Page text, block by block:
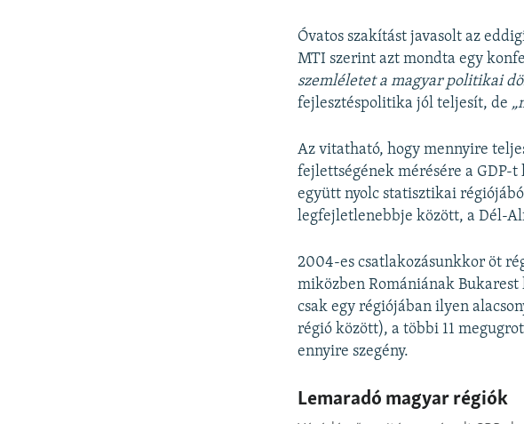
Óvatos szakítást javasolt az
MTI szerint azt mondta egy
szemléletet a magyar politikai
fejlesztéspolitika jól teljesít, de
Az vitatható, hogy mennyire
fejlettségének mérésére a GDP-
együtt nyolc statisztikai
legfejletlenebbje között, a Dél-
2004-es csatlakozásunkkor öt
miközben Romániának Bukarest
csak egy régiójában ilyen
régió között), a többi 11
ennyire szegény.